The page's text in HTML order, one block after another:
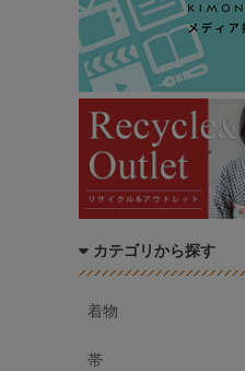
カテゴリから探す
着物
帯